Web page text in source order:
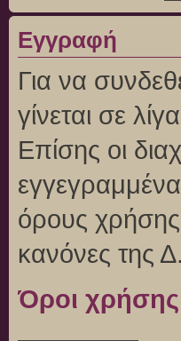
Εγγραφή
Για να
γίνεται σε
Επίσης οι
εγγεγραμμένα
όρους χρήσης
κανόνες της
Όροι χρήσης